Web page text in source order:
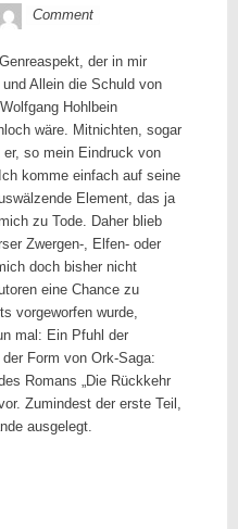
Tequila
Comment
der in mir
Allein die Schuld von
Hohlbein
wäre. Mitnichten, sogar
so mein Eindruck von
komme einfach auf seine
Element, das ja
zu Tode. Daher blieb
Zwergen-, Elfen- oder
doch bisher nicht
eine Chance zu
vorgeworfen wurde,
mal: Ein Pfuhl der
Form von Ork-Saga:
Romans „Die Rückkehr
Zumindest der erste Teil,
ausgelegt.